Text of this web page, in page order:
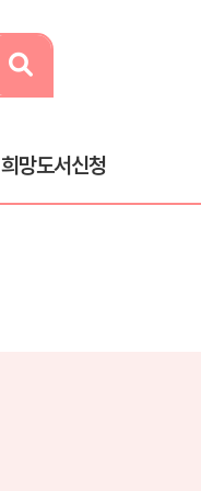
희망도서신청